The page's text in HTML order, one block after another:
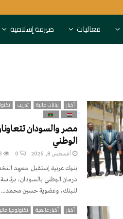
فعاليات صيرفة إسلامية
أخبار بيانات مالية تدريب
مصر والسودان
الوطني
أغسطس 8, 2026 0
بنوك عربية إستقبل معهد
درمان الوطني بالسودان،
للبنك، وعضوية حسين محمد...
أخبار أخبار عالمية تكنولوجيا